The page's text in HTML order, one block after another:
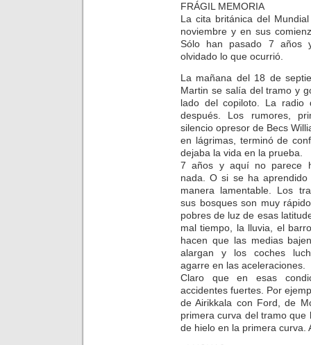
FRÁGIL MEMORIA
La cita británica del
noviembre y en sus
Sólo han pasado 7 años
olvidado lo que ocurrió.
La mañana del 18 de
Martin se salía del tramo y
lado del copiloto. La radio
después. Los rumores,
silencio opresor de Becs
en lágrimas, terminó de
dejaba la vida en la prueba.
7 años y aquí no parece
nada. O si se ha
manera lamentable. Los
sus bosques son muy
pobres de luz de esas
mal tiempo, la lluvia, el
hacen que las medias
alargan y los coches
agarre en las aceleraciones.
Claro que en esas
accidentes fuertes. Por
de Airikkala con Ford, de
primera curva del tramo
de hielo en la primera curva.